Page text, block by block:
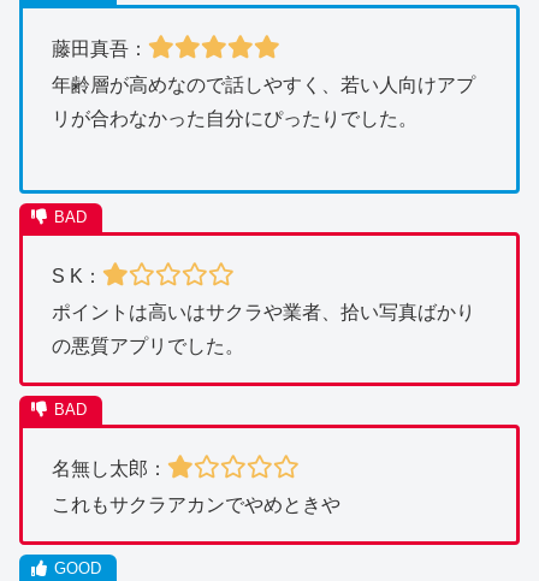
藤田真吾 ：
年齢層が高めなので話しやすく、若い人向けアプ
リが合わなかった自分にぴったりでした。
S K：
ポイントは高いはサクラや業者、拾い写真ばかり
の悪質アプリでした。
名無し太郎：
これもサクラアカンでやめときや